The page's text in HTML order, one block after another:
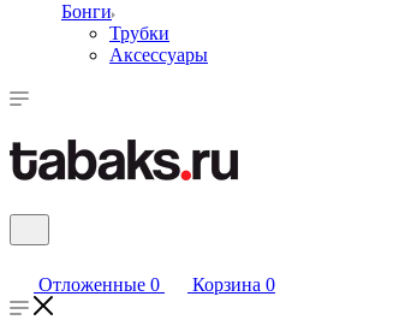
Бонги
Трубки
Аксессуары
Отложенные 0 Корзина 0